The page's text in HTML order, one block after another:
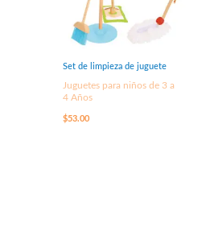
Set de limpieza de juguete
Juguetes para niños de 3 a
4 Años
$53.00